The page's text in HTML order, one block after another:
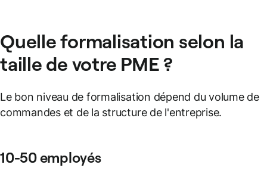
Quelle formalisation selon la
taille de votre PME ?
Le bon niveau de formalisation dépend du volume de
commandes et de la structure de l'entreprise.
10-50 employés